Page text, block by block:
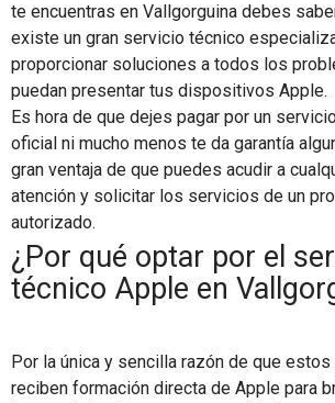
te encuentras en Vallgorguina debes
existe un gran servicio técnico
proporcionar soluciones a todos los
puedan presentar tus dispositivos Apple.
Es hora de que dejes pagar por un
oficial ni mucho menos te da garantía
gran ventaja de que puedes acudir a
atención y solicitar los servicios de un
autorizado.
¿Por qué optar por el
técnico Apple en
Por la única y sencilla razón de que
reciben formación directa de Apple para